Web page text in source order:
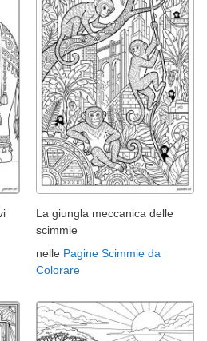
La giungla meccanica delle
scimmie
nelle Pagine Scimmie da
Colorare